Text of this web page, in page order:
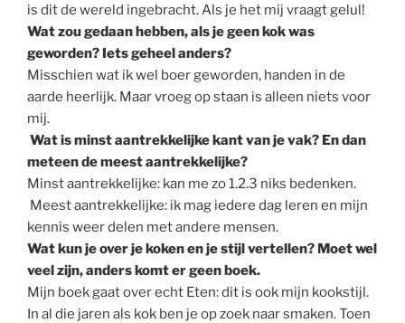
is dit de wereld ingebracht. Als je het mij vraagt gelul!
Wat zou gedaan hebben, als je geen kok was
geworden? Iets geheel anders?
Misschien wat ik wel boer geworden, handen in de
aarde heerlijk. Maar vroeg op staan is alleen niets voor
mij.
Wat is minst aantrekkelijke kant van je vak? En dan
meteen de meest aantrekkelijke?
Minst aantrekkelijke: kan me zo 1.2.3 niks bedenken.
Meest aantrekkelijke: ik mag iedere dag leren en mijn
kennis weer delen met andere mensen.
Wat kun je over je koken en je stijl vertellen? Moet wel
veel zijn, anders komt er geen boek.
Mijn boek gaat over echt Eten: dit is ook mijn kookstijl.
In al die jaren als kok ben je op zoek naar smaken. Toen